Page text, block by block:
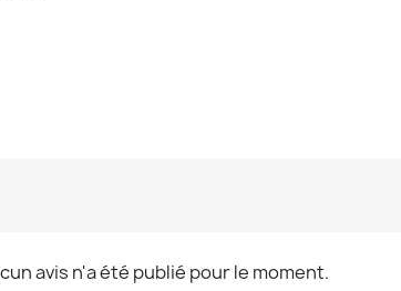
avis n'a été publié pour le moment.